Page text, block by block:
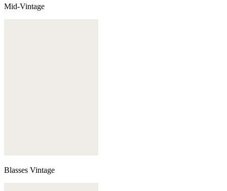
Mid-Vintage
Blasses Vintage